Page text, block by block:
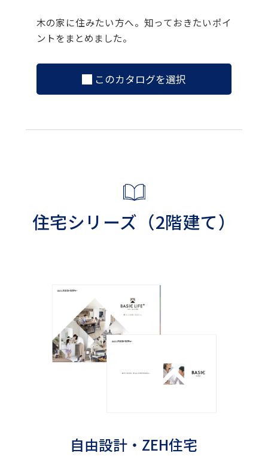
木の家に住みたい方へ。知っておきたいポイ
ントをまとめました。
このカタログを選択
住宅シリーズ（2階建て）
自由設計・ZEH住宅